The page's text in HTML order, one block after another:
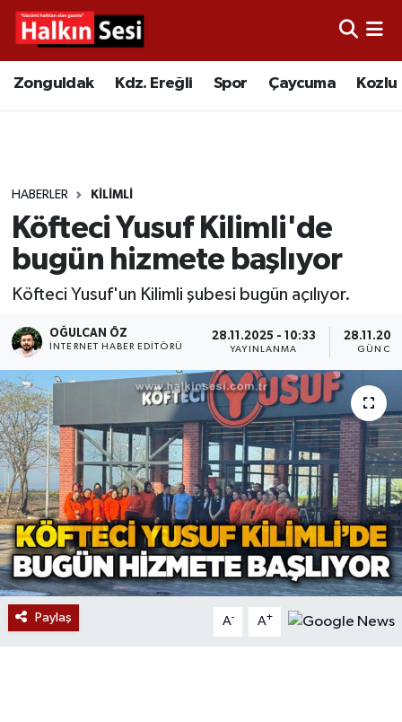
Zonguldak Kdz. Ereğli Spor Çaycuma Kozlu
HABERLER KILIMLI
Köfteci Yusuf Kilimli'de
bugün hizmete başlıyor
Köfteci Yusuf'un Kilimli şubesi bugün açılıyor.
OĞULCAN ÖZ
İNTERNET HABER EDITÖRÜ
28.11.2025 - 10:33
YAYINLANMA
Paylaş A- A+
Video
Çaycuma
Alaplı
Asayiş
Bartın
Karabük
Devrek
Bolu
ÇEVRE
BİLİM VE TEKNOLOJİ
DUNYA
Merkez Hava Durumu
Tüm Manşetler
Son Dakika Haberleri
Haber Arşivi